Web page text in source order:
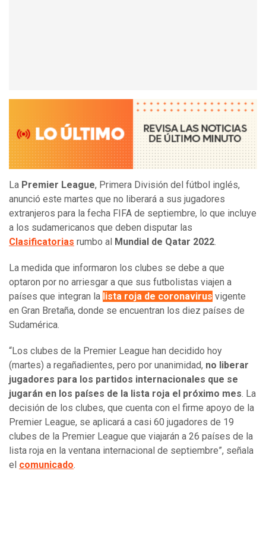
La Premier League, Primera División del fútbol inglés,
anunció este martes que no liberará a sus jugadores
extranjeros para la fecha FIFA de septiembre, lo que incluye
a los sudamericanos que deben disputar las
Clasificatorias rumbo al Mundial de Qatar 2022.
La medida que informaron los clubes se debe a que
optaron por no arriesgar a que sus futbolistas viajen a
países que integran la lista roja de coronavirus vigente
en Gran Bretaña, donde se encuentran los diez países de
Sudamérica.
“Los clubes de la Premier League han decidido hoy
(martes) a regañadientes, pero por unanimidad, no liberar
jugadores para los partidos internacionales que se
jugarán en los países de la lista roja el próximo mes. La
decisión de los clubes, que cuenta con el firme apoyo de la
Premier League, se aplicará a casi 60 jugadores de 19
clubes de la Premier League que viajarán a 26 países de la
lista roja en la ventana internacional de septiembre”, señala
el comunicado.